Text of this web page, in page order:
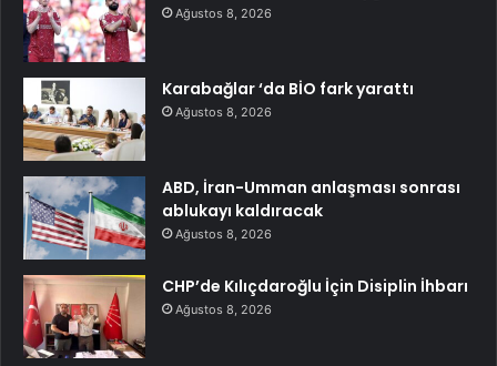
Ağustos 8, 2026
Karabağlar ‘da BİO fark yarattı
Ağustos 8, 2026
ABD, İran-Umman anlaşması sonrası
ablukayı kaldıracak
Ağustos 8, 2026
CHP’de Kılıçdaroğlu İçin Disiplin İhbarı
Ağustos 8, 2026